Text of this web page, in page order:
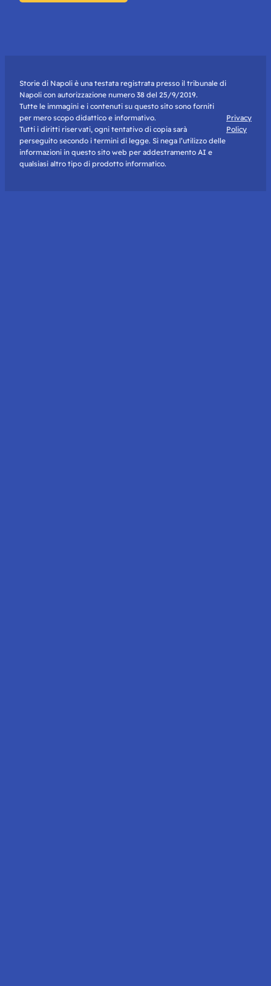
Storie di Napoli è una testata registrata presso il tribunale di
Napoli con autorizzazione numero 38 del 25/9/2019.
Tutte le immagini e i contenuti su questo sito sono forniti
per mero scopo didattico e informativo.
Tutti i diritti riservati, ogni tentativo di copia sarà
perseguito secondo i termini di legge. Si nega l’utilizzo delle
informazioni in questo sito web per addestramento AI e
qualsiasi altro tipo di prodotto informatico.
Privacy
Policy